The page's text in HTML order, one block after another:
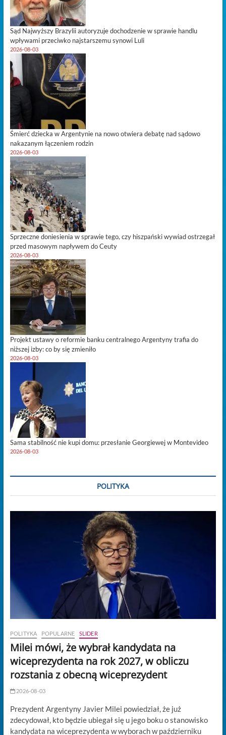
Sąd Najwyższy Brazylii autoryzuje dochodzenie w sprawie handlu
wpływami przeciwko najstarszemu synowi Luli
2026-08-03
Śmierć dziecka w Argentynie na nowo otwiera debatę nad sądowo
nakazanym łączeniem rodzin
2026-08-03
Sprzeczne doniesienia w sprawie tego, czy hiszpański wywiad ostrzegał
przed masowym napływem do Ceuty
2026-08-03
Projekt ustawy o reformie banku centralnego Argentyny trafia do
niższej izby: co by się zmieniło
2026-08-03
Sama stabilność nie kupi domu: przesłanie Georgiewej w Montevideo
2026-08-03
POLITYKA
POLITYKA POPULARNE SLIDER
Milei mówi, że wybrał kandydata na
wiceprezydenta na rok 2027, w obliczu
rozstania z obecną wiceprezydent
2026-08-03
Prezydent Argentyny Javier Milei powiedział, że już
zdecydował, kto będzie ubiegał się u jego boku o stanowisko
kandydata na wiceprezydenta w wyborach w październiku